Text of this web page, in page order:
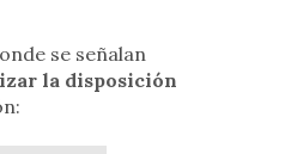
se señalan
la disposición